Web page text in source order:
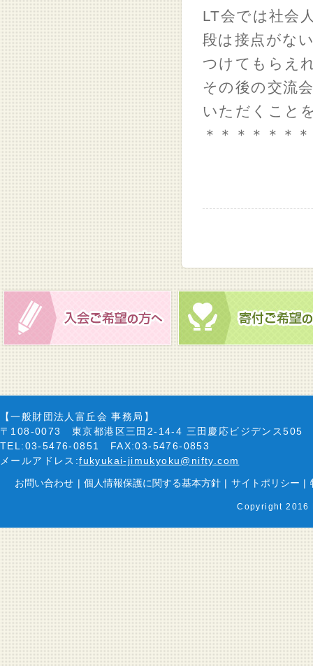
LT会では社会
段は接点がな
つけてもらえ
その後の交流
いただくこと
＊＊＊＊＊＊
【一般財団法人富丘会 事務局】
〒108-0073 東京都港区三田2-14-4 三田慶応ビジデンス505
TEL:03-5476-0851 FAX:03-5476-0853
メールアドレス:fukyukai-jimukyoku@nifty.com
お問い合わせ | 個人情報保護に関する基本方針 | サイトポリシー |
Copyright 2016